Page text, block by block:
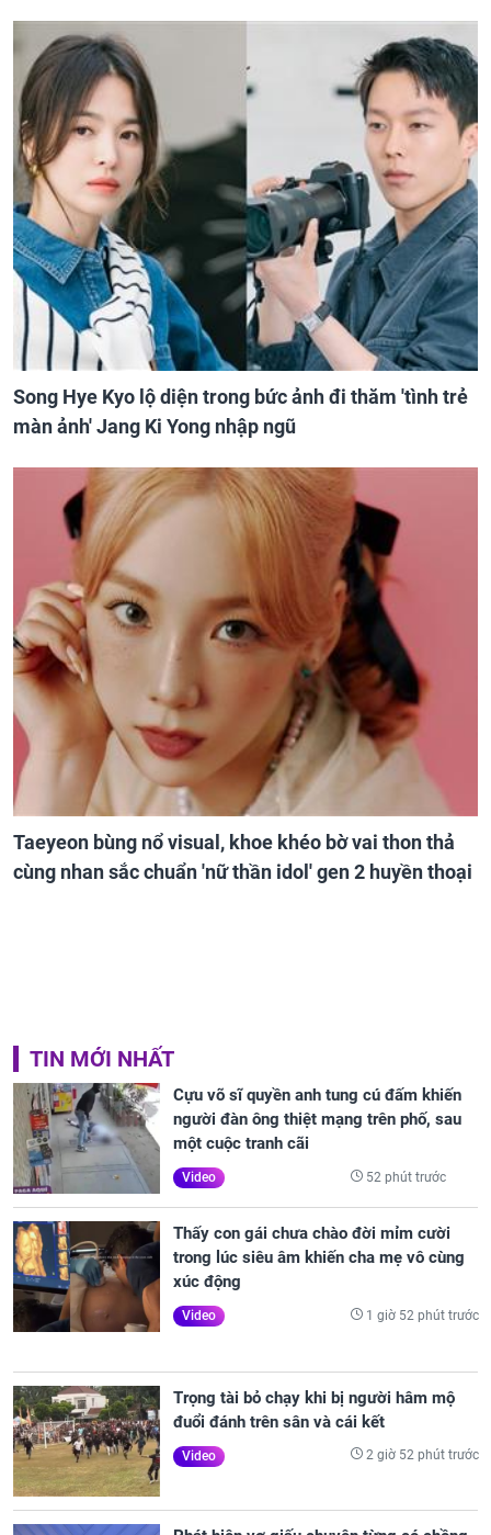
Song Hye Kyo lộ diện trong bức ảnh đi thăm 'tình trẻ
màn ảnh' Jang Ki Yong nhập ngũ
Taeyeon bùng nổ visual, khoe khéo bờ vai thon thả
cùng nhan sắc chuẩn 'nữ thần idol' gen 2 huyền thoại
TIN MỚI NHẤT
Cựu võ sĩ quyền anh tung cú đấm khiến
người đàn ông thiệt mạng trên phố, sau
một cuộc tranh cãi
Video 52 phút trước
Thấy con gái chưa chào đời mỉm cười
trong lúc siêu âm khiến cha mẹ vô cùng
xúc động
Video 1 giờ 52 phút trước
Trọng tài bỏ chạy khi bị người hâm mộ
đuổi đánh trên sân và cái kết
Video 2 giờ 52 phút trước